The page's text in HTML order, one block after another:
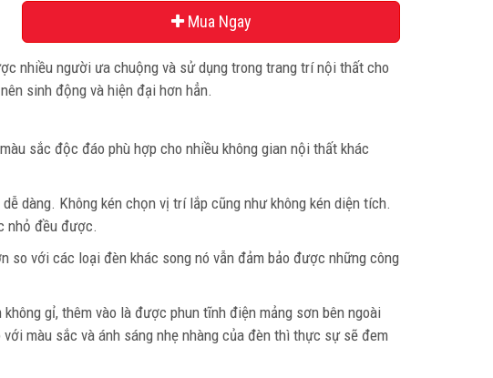
Mua Ngay
nhiều người ưa chuộng và sử dụng trong trang trí nội thất cho
sinh động và hiện đại hơn hẳn.
sắc độc đáo phù hợp cho nhiều không gian nội thất khác
dàng. Không kén chọn vị trí lắp cũng như không kén diện tích.
nhỏ đều được.
so với các loại đèn khác song nó vẫn đảm bảo được những công
gỉ, thêm vào là được phun tĩnh điện mảng sơn bên ngoài
màu sắc và ánh sáng nhẹ nhàng của đèn thì thực sự sẽ đem